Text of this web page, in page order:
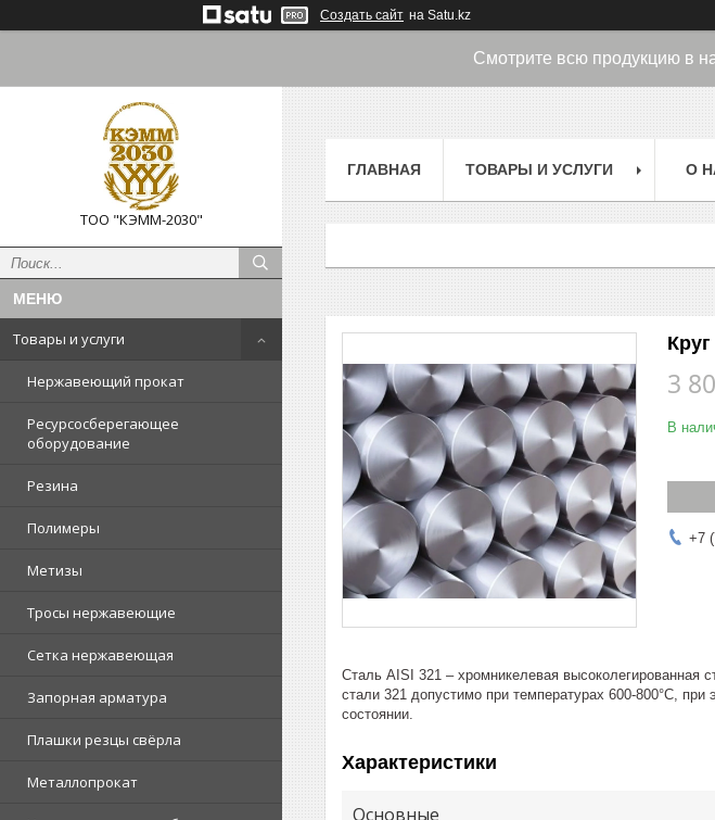
Создать сайт на Satu.kz
Смотрите всю продукцию в
ТОО "КЭММ-2030"
Товары и услуги
Нержавеющий прокат
Ресурсосберегающее
оборудование
Резина
Полимеры
Метизы
Тросы нержавеющие
Сетка нержавеющая
Запорная арматура
Плашки резцы свёрла
Металлопрокат
ГЛАВНАЯ ТОВАРЫ И УСЛУГИ О
3
В
+7
Сталь AISI 321 – хромникелевая высоколегированная
стали 321 допустимо при температурах 600-800°С,
состоянии.
Характеристики
Основные